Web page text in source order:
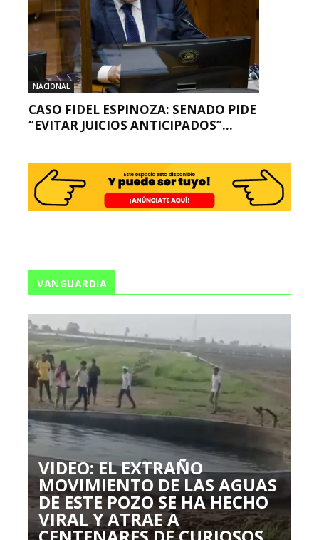
NACIONAL
CASO FIDEL ESPINOZA: SENADO PIDE
“EVITAR JUICIOS ANTICIPADOS”...
VANGUARDIA
VIDEO: EL EXTRAÑO
MOVIMIENTO DE LAS AGUAS
DE ESTE POZO SE HA HECHO
VIRAL Y ATRAE A